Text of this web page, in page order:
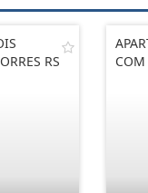
RS
COM